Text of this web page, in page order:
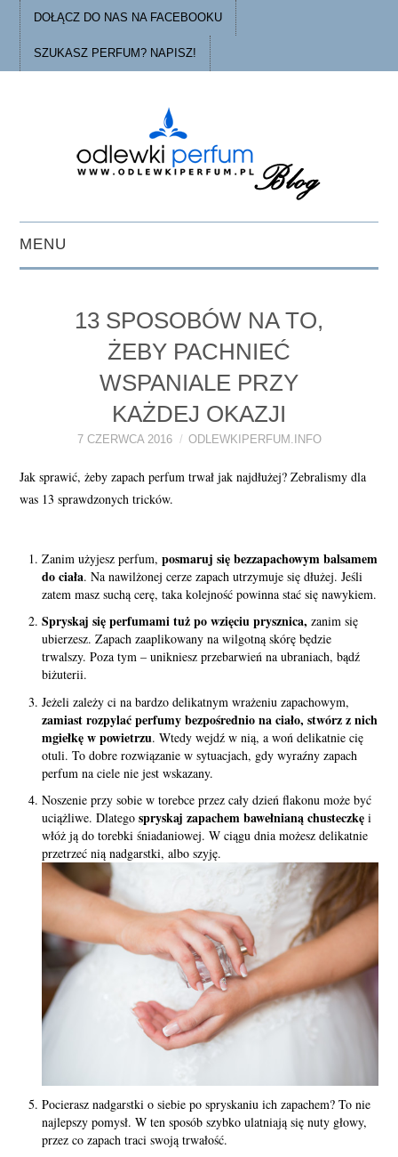
DOŁĄCZ DO NAS NA FACEBOOKU
SZUKASZ PERFUM? NAPISZ!
MENU
PORADY
O ODLEWKACH
PERFUMY FAQ
A TO CIEKAWE!
13 SPOSOBÓW NA TO,
ŻEBY PACHNIEĆ
WSPANIALE PRZY
KAŻDEJ OKAZJI
7 CZERWCA 2016 ODLEWKIPERFUM.INFO
Jak sprawić, żeby zapach perfum trwał jak najdłużej? Zebralismy dla
was 13 sprawdzonych tricków.
Zanim użyjesz perfum,posmaruj się bezzapachowym balsamem
do ciała. Na nawilżonej cerze zapach utrzymuje się dłużej. Jeśli
zatem masz suchą cerę, taka kolejność powinna stać się nawykiem.
Spryskaj się perfumami tuż po wzięciu prysznica, zanim się
ubierzesz. Zapach zaaplikowany na wilgotną skórę będzie
trwalszy. Poza tym – unikniesz przebarwień na ubraniach, bądź
biżuterii.
Jeżeli zależy ci na bardzo delikatnym wrażeniu zapachowym,
zamiast rozpylać perfumy bezpośrednio na ciało, stwórz z nich
mgiełkę w powietrzu. Wtedy wejdź w nią, a woń delikatnie cię
otuli. To dobre rozwiązanie w sytuacjach, gdy wyraźny zapach
perfum na ciele nie jest wskazany.
Noszenie przy sobie w torebce przez cały dzień flakonu może być
uciążliwe. Dlategospryskaj zapachem bawełnianą chusteczkę i
włóż ją do torebki śniadaniowej. W ciągu dnia możesz delikatnie
przetrzeć nią nadgarstki, albo szyję.
Pocierasz nadgarstki o siebie po spryskaniu ich zapachem? To nie
najlepszy pomysł. W ten sposób szybko ulatniają się nuty głowy,
przez co zapach traci swoją trwałość.